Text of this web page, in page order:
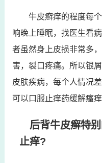
牛皮癣痒的程度每
响晚上睡眠，找医生看
者虽然身上皮损非常多
害，裂口疼痛。所以银
皮肤疾病，每个人情况
可以口服止痒药缓解瘙痒
后背牛皮癣特
止痒?